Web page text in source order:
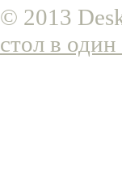
© 2013
стол в